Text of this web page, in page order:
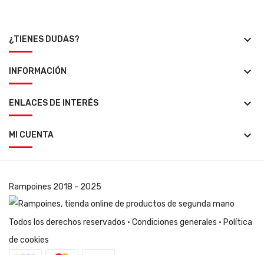
¿TIENES DUDAS? keyboard_arrow_down
INFORMACIÓN keyboard_arrow_down
ENLACES DE INTERÉS keyboard_arrow_down
MI CUENTA keyboard_arrow_down
Rampoines 2018 - 2025
Todos los derechos reservados · Condiciones generales · Política
de cookies